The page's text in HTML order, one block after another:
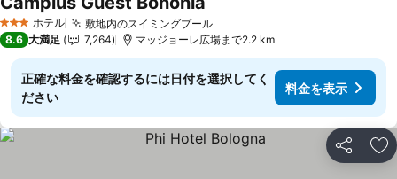
3 ホテルのランク
ホテル 敷地内のスイミングプール料金を表示
8.6 大満足 7,264 マッジョーレ広場まで2.2 km
正確な料金を確認するには日付を選択してく
ださい
料金を表示
シェア お